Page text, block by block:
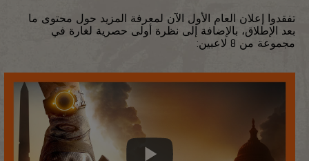
تفقدوا إعلان العام الأول الآن لمعرفة المزيد حول محتوى ما
بعد الإطلاق، بالإضافة إلى نظرة أولى حصرية لغارة في
مجموعة من 8 لاعبين: